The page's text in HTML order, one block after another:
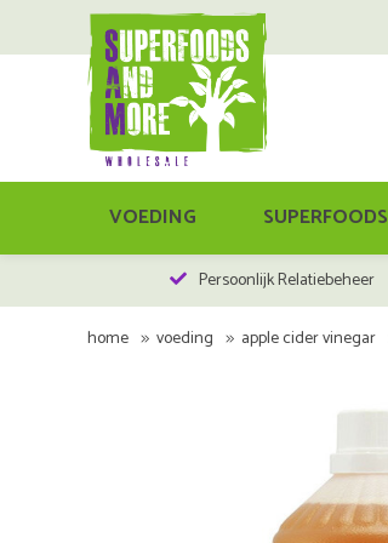
VOEDING SUPERFOODS
Persoonlijk Relatiebeheer
home voeding apple cider vinegar